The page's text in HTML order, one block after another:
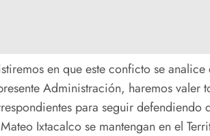
en que este conficto se
Administración, haremos valer
para seguir defendiendo
Ixtacalco se mantengan en el